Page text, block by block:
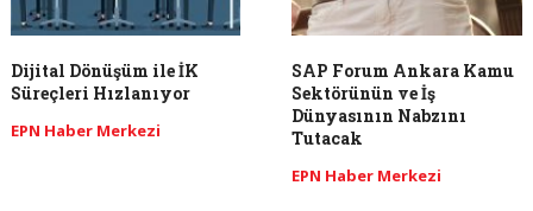
Dijital Dönüşüm ile İK
Süreçleri Hızlanıyor
EPN Haber Merkezi
SAP Forum Ankara Kamu
Sektörünün ve İş
Dünyasının Nabzını
Tutacak
EPN Haber Merkezi